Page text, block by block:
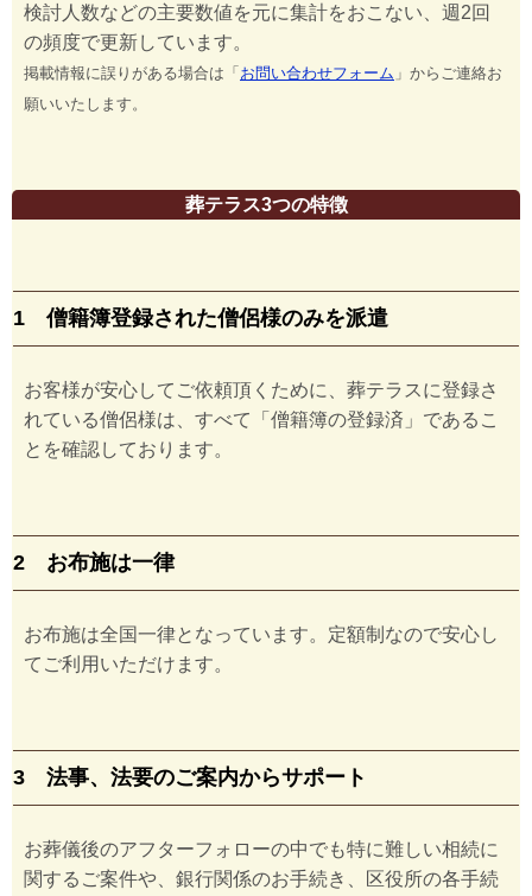
検討人数などの主要数値を元に集計をおこない、週2回
の頻度で更新しています。
掲載情報に誤りがある場合は「お問い合わせフォーム 」からご連絡お
願いいたします。
葬テラス3つの特徴
1 僧籍簿登録された僧侶様のみを派遣
お客様が安心してご依頼頂くために、葬テラスに登録さ
れている僧侶様は、すべて「僧籍簿の登録済」であるこ
とを確認しております。
2 お布施は一律
お布施は全国一律となっています。定額制なので安心し
てご利用いただけます。
3 法事、法要のご案内からサポート
お葬儀後のアフターフォローの中でも特に難しい相続に
関するご案件や、銀行関係のお手続き、区役所の各手続